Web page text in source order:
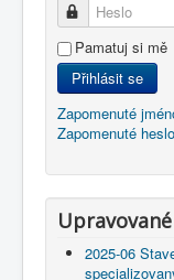
Heslo
Pamatuj si mě
Přihlásit se
Zapomenuté
Zapomenuté
Upravované
2025-06